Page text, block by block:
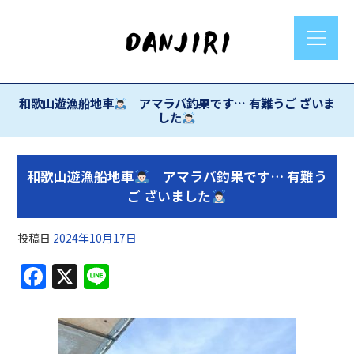
和歌山遊漁船地車
アマラバ釣果です… 有難うご ざいま
した
和歌山遊漁船地車
アマラバ釣果です… 有難う
ご ざいました
投稿日 2024年10月17日
F
a
c
X
e